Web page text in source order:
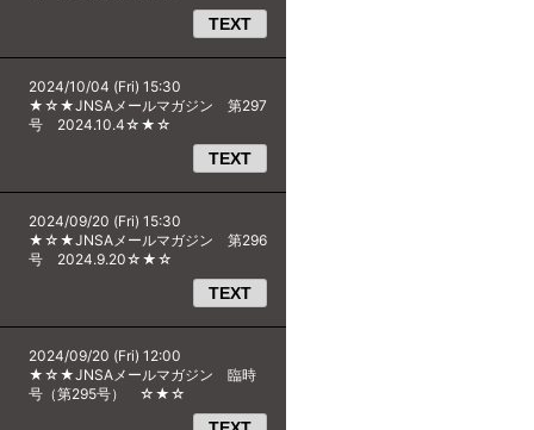
TEXT
2024/10/04 (Fri) 15:30
★☆★JNSAメールマガジン 第297
号 2024.10.4☆★☆
TEXT
2024/09/20 (Fri) 15:30
★☆★JNSAメールマガジン 第296
号 2024.9.20☆★☆
TEXT
2024/09/20 (Fri) 12:00
★☆★JNSAメールマガジン 臨時
号（第295号） ☆★☆